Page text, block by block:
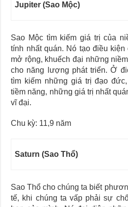
Jupiter (Sao Mộc)
Sao Mộc tìm kiếm giá trị của
tính nhất quán. Nó tạo điều kiện
mở rộng, khuếch đại những
cho năng lượng phát triển. Ở
tìm kiếm những giá trị đạo
tiềm năng, những giá trị nhất
vĩ đại.
Chu kỳ: 11,9 năm
Saturn (Sao Thổ)
Sao Thổ cho chúng ta biết
tế, khi chúng ta vấp phải sự